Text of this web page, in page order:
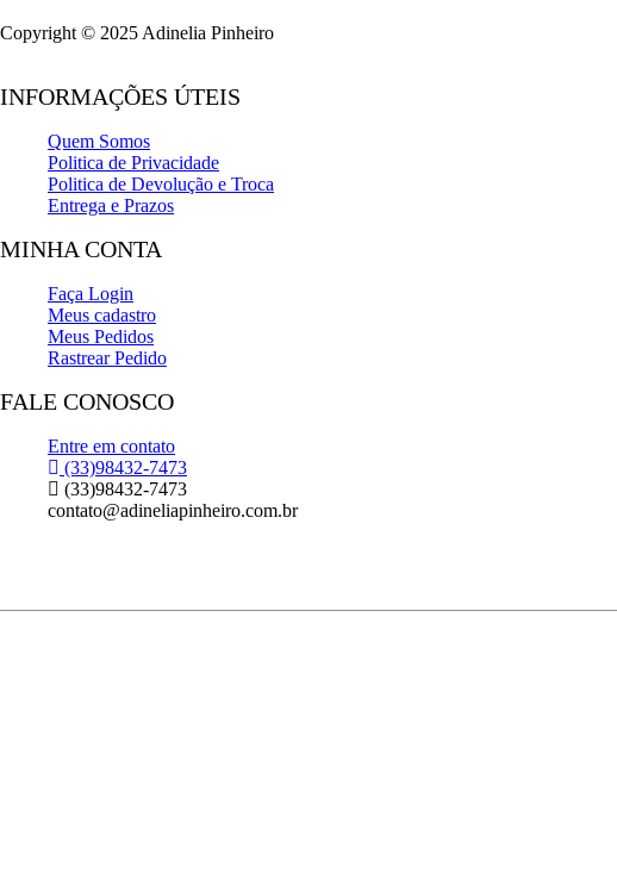
Copyright © 2025 Adinelia Pinheiro
INFORMAÇÕES ÚTEIS
Quem Somos
Politica de Privacidade
Politica de Devolução e Troca
Entrega e Prazos
MINHA CONTA
Faça Login
Meus cadastro
Meus Pedidos
Rastrear Pedido
FALE CONOSCO
Entre em contato
(33)98432-7473
(33)98432-7473
contato@adineliapinheiro.com.br